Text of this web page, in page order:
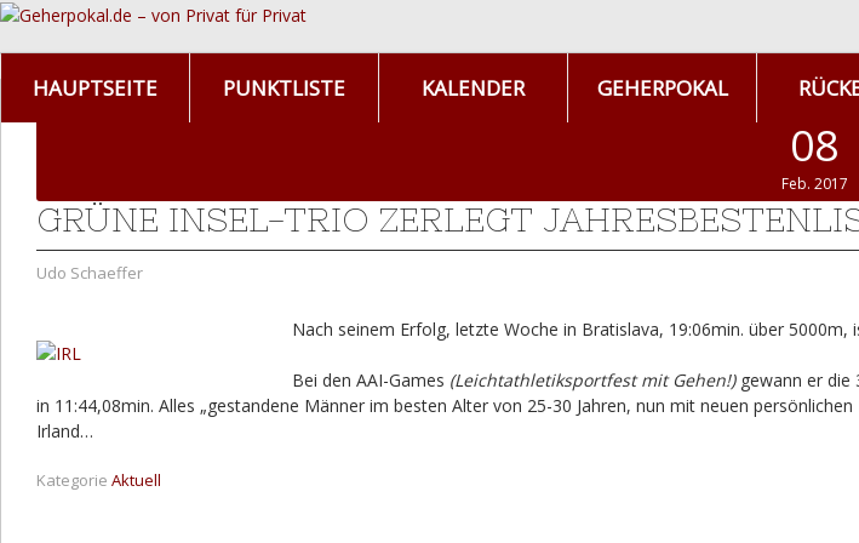
HAUPTSEITE PUNKTLISTE KALENDER GEHERPOKAL
08
Feb. 2017
GRÜNE INSEL-TRIO ZERLEGT
Udo Schaeffer
Nach seinem Erfolg, letzte Woche in Bratislava, 19:06min. über 5000m,
Bei den AAI-Games (Leichtathletiksportfest mit Gehen!)gewann er die
in 11:44,08min. Alles „gestandene Männer im besten Alter von 25-30 Jahren, nun mit neuen
Irland…
Kategorie Aktuell